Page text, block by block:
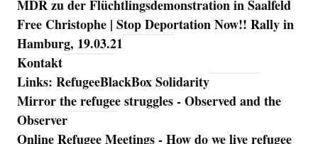
MDR zu der Flüchtlingsdemonstration in Saalfeld
Free Christophe | Stop Deportation Now!! Rally in
Hamburg, 19.03.21
Kontakt
Links: RefugeeBlackBox Solidarity
Mirror the refugee struggles - Observed and the
Observer
Online Refugee Meetings - How do we live refugee